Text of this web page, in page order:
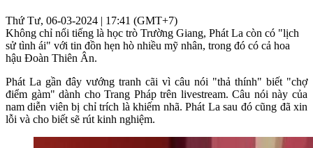
Thứ Tư, 06-03-2024 | 17:41 (GMT+7)
Không chỉ nổi tiếng là học trò Trường Giang, Phát La còn có "lịch
sử tình ái" với tin đồn hẹn hò nhiều mỹ nhân, trong đó có cả hoa
hậu Đoàn Thiên Ân.
Phát La gần đây vướng tranh cãi vì câu nói "thả thính" biết "chợ
điểm gàm" dành cho Trang Pháp trên livestream. Câu nói này của
nam diễn viên bị chỉ trích là khiếm nhã. Phát La sau đó cũng đã xin
lỗi và cho biết sẽ rút kinh nghiệm.